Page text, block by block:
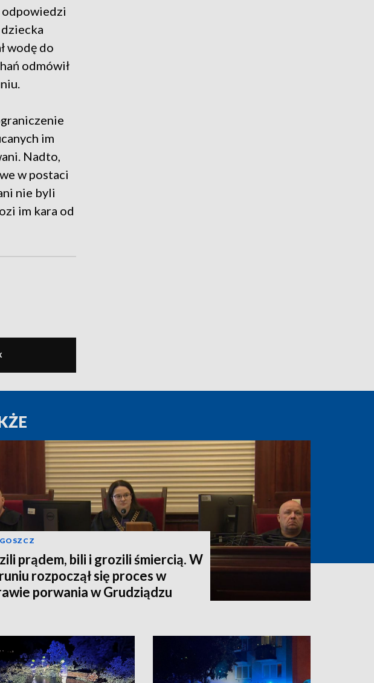
odpowiedzi
dziecka
wodę do
odmówił
im
Nadto,
w postaci
nie byli
im kara od
prądem, bili i grozili śmiercią. W
rozpoczął się proces w
porwania w Grudziądzu